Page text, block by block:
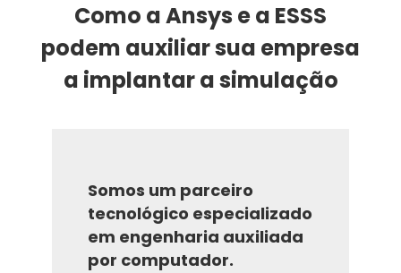
Como a Ansys e a ESSS
podem auxiliar sua empresa
a implantar a simulação
Somos um parceiro
tecnológico especializado
em engenharia auxiliada
por computador.